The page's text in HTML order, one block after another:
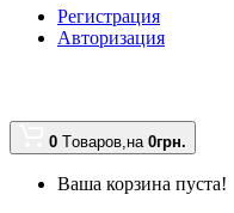
Регистрация
Авторизация
0 Tоваров,на 0грн.
Ваша корзина пуста!